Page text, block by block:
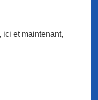
ici et maintenant,